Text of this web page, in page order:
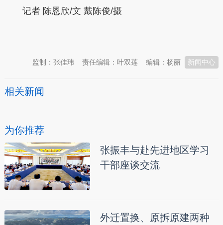
记者 陈恩欣/文 戴陈俊/摄
新闻中心
编辑：杨丽
责任编辑：叶双莲
监制：张佳玮
相关新闻
为你推荐
张振丰与赴先进地区学习
干部座谈交流
外迁置换、原拆原建两种